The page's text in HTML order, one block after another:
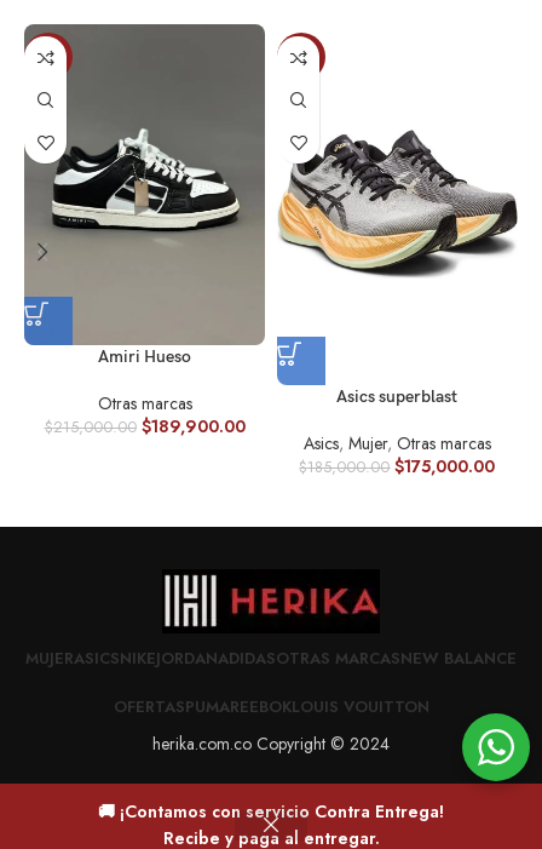
🚚 ¡Contamos con servicio Contra Entrega!
Recibe y paga al entregar.
-12%
Amiri Hueso
Otras marcas
$215,000.00 $189,900.00
-5%
Asics superblast
Asics, Mujer, Otras marcas
$185,000.00 $175,000.00
MUJERASICSNIKEJORDANADIDASOTRAS MARCASNEW BALANCE
OFERTASPUMAREEBOKLOUIS VOUITTON
herika.com.co Copyright © 2024